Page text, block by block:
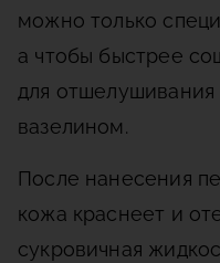
можно только
а чтобы быстрее
для отшелушивания
вазелином.
После нанесения
кожа краснеет и
сукровичная